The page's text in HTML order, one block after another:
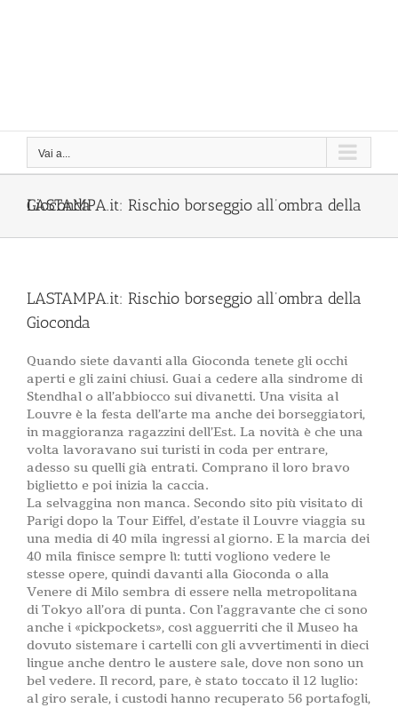
Vai a...
LASTAMPA.it: Rischio borseggio all’ombra della Gioconda
LASTAMPA.it: Rischio borseggio all’ombra della
Gioconda
Quando siete davanti alla Gioconda tenete gli occhi
aperti e gli zaini chiusi. Guai a cedere alla sindrome di
Stendhal o all’abbiocco sui divanetti. Una visita al
Louvre è la festa dell’arte ma anche dei borseggiatori,
in maggioranza ragazzini dell’Est. La novità è che una
volta lavoravano sui turisti in coda per entrare,
adesso su quelli già entrati. Comprano il loro bravo
biglietto e poi inizia la caccia.
La selvaggina non manca. Secondo sito più visitato di
Parigi dopo la Tour Eiffel, d’estate il Louvre viaggia su
una media di 40 mila ingressi al giorno. E la marcia dei
40 mila finisce sempre lì: tutti vogliono vedere le
stesse opere, quindi davanti alla Gioconda o alla
Venere di Milo sembra di essere nella metropolitana
di Tokyo all’ora di punta. Con l’aggravante che ci sono
anche i «pickpockets», così agguerriti che il Museo ha
dovuto sistemare i cartelli con gli avvertimenti in dieci
lingue anche dentro le austere sale, dove non sono un
bel vedere. Il record, pare, è stato toccato il 12 luglio:
al giro serale, i custodi hanno recuperato 56 portafogli,